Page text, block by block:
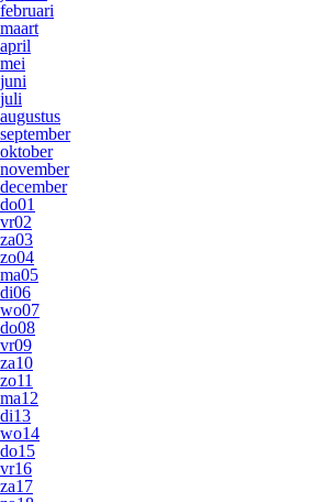
februari
maart
april
mei
juni
juli
augustus
september
oktober
november
december
do01
vr02
za03
zo04
ma05
di06
wo07
do08
vr09
za10
zo11
ma12
di13
wo14
do15
vr16
za17